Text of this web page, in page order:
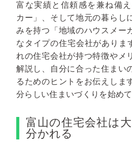
富な実績と信頼感を兼ね備
カー」、そして地元の暮らし
みを持つ「地域のハウスメー
なタイプの住宅会社がありま
れの住宅会社が持つ特徴やメ
解説し、自分に合った住まい
るためのヒントをお伝えしま
分らしい住まいづくりを始め
富山の住宅会社は
分かれる